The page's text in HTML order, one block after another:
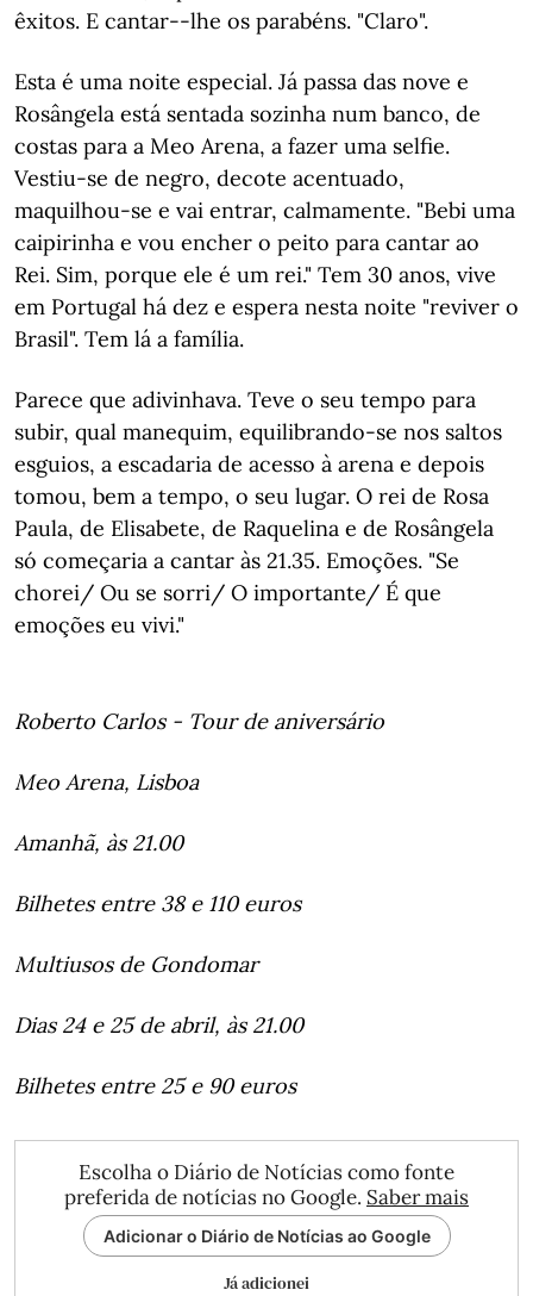
êxitos. E cantar--lhe os parabéns. "Claro".
Esta é uma noite especial. Já passa das nove e
Rosângela está sentada sozinha num banco, de
costas para a Meo Arena, a fazer uma selfie.
Vestiu-se de negro, decote acentuado,
maquilhou-se e vai entrar, calmamente. "Bebi uma
caipirinha e vou encher o peito para cantar ao
Rei. Sim, porque ele é um rei." Tem 30 anos, vive
em Portugal há dez e espera nesta noite "reviver o
Brasil". Tem lá a família.
Parece que adivinhava. Teve o seu tempo para
subir, qual manequim, equilibrando-se nos saltos
esguios, a escadaria de acesso à arena e depois
tomou, bem a tempo, o seu lugar. O rei de Rosa
Paula, de Elisabete, de Raquelina e de Rosângela
só começaria a cantar às 21.35. Emoções. "Se
chorei/ Ou se sorri/ O importante/ É que
emoções eu vivi."
Roberto Carlos - Tour de aniversário
Meo Arena, Lisboa
Amanhã, às 21.00
Bilhetes entre 38 e 110 euros
Multiusos de Gondomar
Dias 24 e 25 de abril, às 21.00
Bilhetes entre 25 e 90 euros
Escolha o Diário de Notícias como fonte
preferida de notícias no Google. Saber mais
Adicionar o Diário de Notícias ao Google
Já adicionei